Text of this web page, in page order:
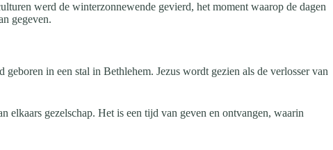
werd de winterzonnewende gevierd, het moment waarop de dagen
gegeven.
in een stal in Bethlehem. Jezus wordt gezien als de verlosser van
gezelschap. Het is een tijd van geven en ontvangen, waarin